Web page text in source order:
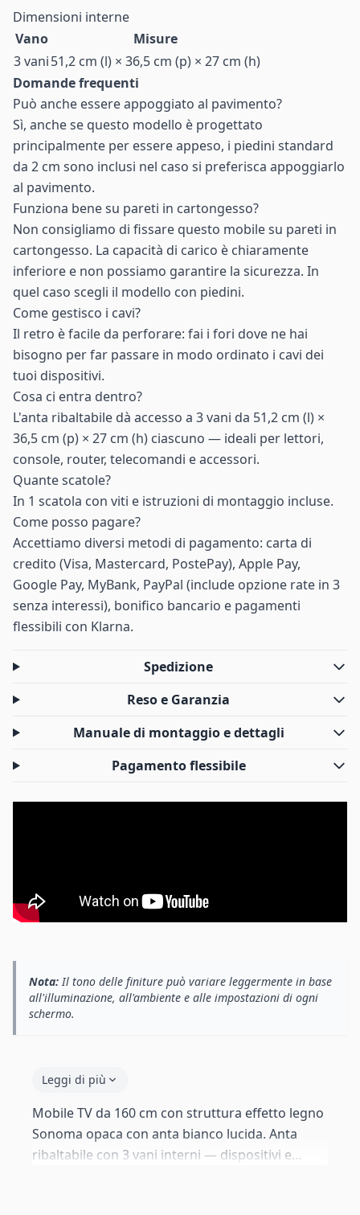
Dimensioni interne
Vano
Misure
3 vani51,2 cm (l) × 36,5 cm (p) × 27 cm (h)
Domande frequenti
Può anche essere appoggiato al pavimento?
Sì, anche se questo modello è progettato
principalmente per essere appeso, i piedini standard
da 2 cm sono inclusi nel caso si preferisca appoggiarlo
al pavimento.
Funziona bene su pareti in cartongesso?
Non consigliamo di fissare questo mobile su pareti in
cartongesso. La capacità di carico è chiaramente
inferiore e non possiamo garantire la sicurezza. In
quel caso scegli il modello con piedini.
Come gestisco i cavi?
Il retro è facile da perforare: fai i fori dove ne hai
bisogno per far passare in modo ordinato i cavi dei
tuoi dispositivi.
Cosa ci entra dentro?
L'anta ribaltabile dà accesso a 3 vani da 51,2 cm (l) ×
36,5 cm (p) × 27 cm (h) ciascuno — ideali per lettori,
console, router, telecomandi e accessori.
Quante scatole?
In 1 scatola con viti e istruzioni di montaggio incluse.
Come posso pagare?
Accettiamo diversi metodi di pagamento: carta di
credito (Visa, Mastercard, PostePay), Apple Pay,
Google Pay, MyBank, PayPal (include opzione rate in 3
senza interessi), bonifico bancario e pagamenti
flessibili con Klarna.
Spedizione
Reso e Garanzia
Manuale di montaggio e dettagli
Pagamento flessibile
Nota:Il tono delle finiture può variare leggermente in base
all'illuminazione, all'ambiente e alle impostazioni di ogni
schermo.
Leggi di più
Mobile TV da 160 cm con struttura effetto legno
Sonoma opaca con anta bianco lucida. Anta
ribaltabile con 3 vani interni — dispositivi e